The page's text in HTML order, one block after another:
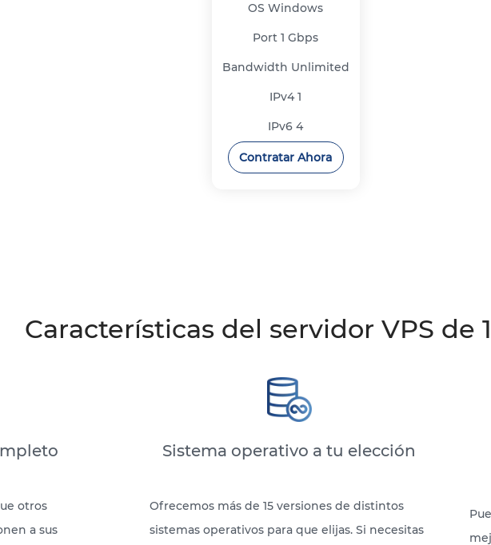
OS Windows
Port 1 Gbps
Bandwidth Unlimited
IPv41
IPv6 4
Contratar Ahora
Características del servidor VPS de
otros
a sus
Sistema operativo a tu elección
Ofrecemos más de 15 versiones de distintos
sistemas operativos para que elijas. Si necesitas